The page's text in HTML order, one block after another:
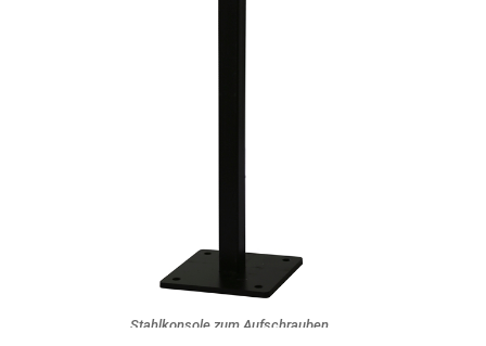
Stahlkonsole zum Aufschrauben